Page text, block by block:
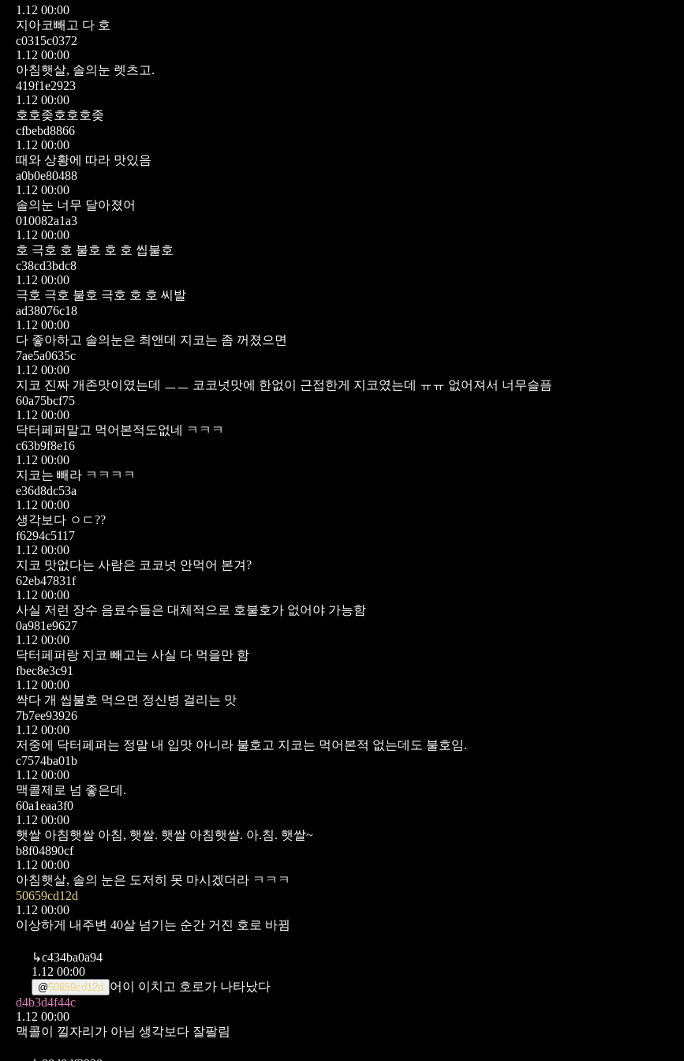
1.12 00:00
지아코빼고 다 호
c0315c0372
1.12 00:00
아침햇살, 솔의눈 렛츠고.
419f1e2923
1.12 00:00
호호좆호호호좆
cfbebd8866
1.12 00:00
때와 상황에 따라 맛있음
a0b0e80488
1.12 00:00
솔의눈 너무 달아졌어
010082a1a3
1.12 00:00
호 극호 호 불호 호 호 씹불호
c38cd3bdc8
1.12 00:00
극호 극호 불호 극호 호 호 씨발
ad38076c18
1.12 00:00
다 좋아하고 솔의눈은 최앤데 지코는 좀 꺼졌으면
7ae5a0635c
1.12 00:00
지코 진짜 개존맛이였는데 ㅡㅡ 코코넛맛에 한없이 근접한게 지코였는데 ㅠㅠ 없어져서 너무슬픔
60a75bcf75
1.12 00:00
닥터페퍼말고 먹어본적도없네 ㅋㅋㅋ
c63b9f8e16
1.12 00:00
지코는 빼라 ㅋㅋㅋㅋ
e36d8dc53a
1.12 00:00
생각보다 ㅇㄷ??
f6294c5117
1.12 00:00
지코 맛없다는 사람은 코코넛 안먹어 본겨?
62eb47831f
1.12 00:00
사실 저런 장수 음료수들은 대체적으로 호불호가 없어야 가능함
0a981e9627
1.12 00:00
닥터페퍼랑 지코 빼고는 사실 다 먹을만 함
fbec8e3c91
1.12 00:00
싹다 개 씹불호 먹으면 정신병 걸리는 맛
7b7ee93926
1.12 00:00
저중에 닥터페퍼는 정말 내 입맛 아니라 불호고 지코는 먹어본적 없는데도 불호임.
c7574ba01b
1.12 00:00
맥콜제로 넘 좋은데.
60a1eaa3f0
1.12 00:00
햇쌀 아침햇쌀 아침, 햇쌀. 햇쌀 아침햇쌀. 아.침. 햇쌀~
b8f04890cf
1.12 00:00
아침햇살, 솔의 눈은 도저히 못 마시겠더라 ㅋㅋㅋ
50659cd12d
1.12 00:00
이상하게 내주변 40살 넘기는 순간 거진 호로 바뀜
↳c434ba0a94
1.12 00:00
@50659cd12d
어이 이치고 호로가 나타났다
d4b3d4f44c
1.12 00:00
맥콜이 낄자리가 아님 생각보다 잘팔림